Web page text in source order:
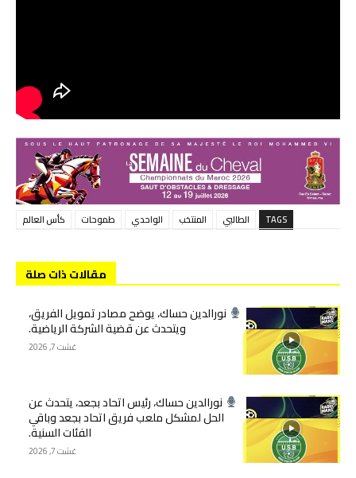
TAGS الطالبي المنتخب الواحدي طموحات كأس العالم
مقالات ذات صلة
نورالدين حساك، يوضح مصادر تمويل الفريق،
ويتحدث عن قضية الشركة الرياضية.
غشت 7, 2026
نورالدين حساك، رئيس اتحاد بجعد، يتحدث عن
الحل لمشكل ملعب فريق اتحاد بجعد وباقي
الفئات السنية.
غشت 7, 2026